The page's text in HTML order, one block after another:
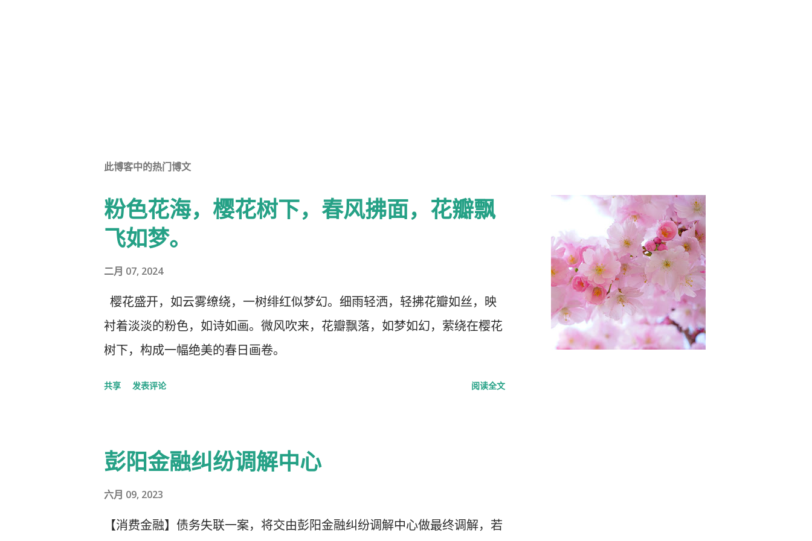
此博客中的热门博文
粉色花海，樱花树下，春风拂面，花瓣飘
飞如梦。
二月 07, 2024
樱花盛开，如云雾缭绕，一树绯红似梦幻。细雨轻洒，轻拂花瓣如丝，映
衬着淡淡的粉色，如诗如画。微风吹来，花瓣飘落，如梦如幻，萦绕在樱花
树下，构成一幅绝美的春日画卷。
共享 发表评论 阅读全文
彭阳金融纠纷调解中心
六月 09, 2023
【消费金融】债务失联一案，将交由彭阳金融纠纷调解中心做最终调解，若